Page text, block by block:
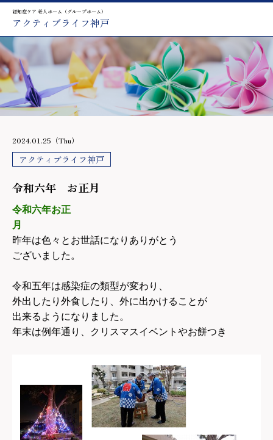
認知症ケア 老人ホーム（グループホーム）
アクティブライフ神戸
2024.01.25（Thu）
アクティブライフ神戸
令和六年 お正月
令和六年お正
月
昨年は色々とお世話になりありがとう
ございました。
令和五年は感染症の類型が変わり、
外出したり外食したり、外に出かけることが
出来るようになりました。
年末は例年通り、クリスマスイベントやお餅つき